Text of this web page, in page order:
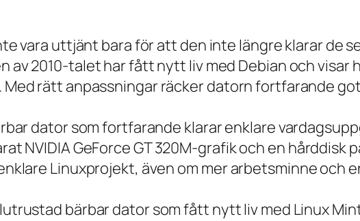
vara uttjänt bara för att den inte längre klarar de
av 2010-talet har fått nytt liv med Debian och visar
Med rätt anpassningar räcker datorn fortfarande
dator som fortfarande klarar enklare
NVIDIA GeForce GT 320M-grafik och en hårddisk
Linuxprojekt, även om mer arbetsminne och
bärbar dator som fått nytt liv med Linux